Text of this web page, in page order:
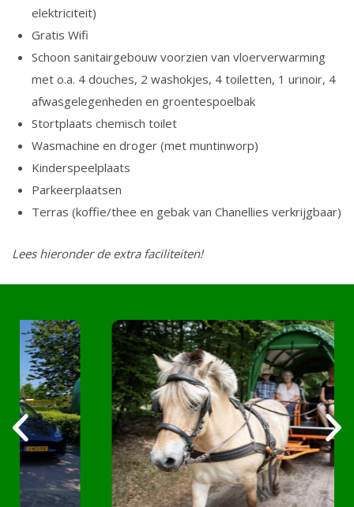
elektriciteit)
Gratis Wifi
Schoon sanitairgebouw voorzien van vloerverwarming
met o.a. 4 douches, 2 washokjes, 4 toiletten, 1 urinoir, 4
afwasgelegenheden en groentespoelbak
Stortplaats chemisch toilet
Wasmachine en droger (met muntinworp)
Kinderspeelplaats
Parkeerplaatsen
Terras (koffie/thee en gebak van Chanellies verkrijgbaar)
Lees hieronder de extra faciliteiten!